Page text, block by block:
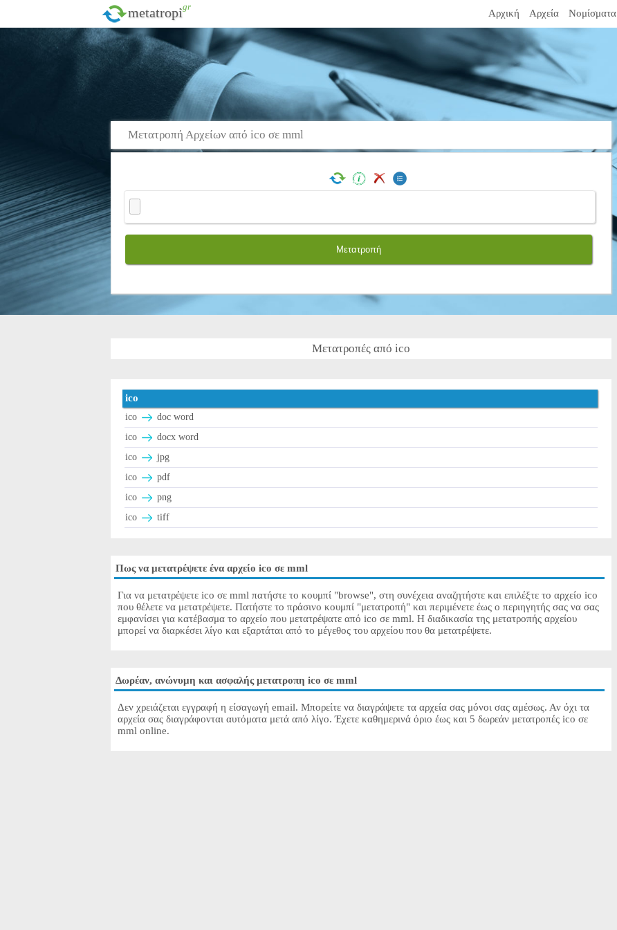
metatropi.gr
Αρχική Αρχεία Νομίσματα
Μετατροπή Αρχείων από ico σε mml
Μετατροπή
Μετατροπές από ico
ico
ico
doc word
ico
docx word
ico
jpg
ico
pdf
ico
png
ico
tiff
Πως να μετατρέψετε ένα αρχείο ico σε mml
Για να μετατρέψετε ico σε mml πατήστε το κουμπί "browse", στη συνέχεια αναζητήστε και επιλέξτε το αρχείο ico
που θέλετε να μετατρέψετε. Πατήστε το πράσινο κουμπί "μετατροπή" και περιμένετε έως ο περιηγητής σας να σας
εμφανίσει για κατέβασμα το αρχείο που μετατρέψατε από ico σε mml. Η διαδικασία της μετατροπής αρχείου
μπορεί να διαρκέσει λίγο και εξαρτάται από το μέγεθος του αρχείου που θα μετατρέψετε.
Δωρέαν, ανώνυμη και ασφαλής μετατροπη ico σε mml
Δεν χρειάζεται εγγραφή η είσαγωγή email. Μπορείτε να διαγράψετε τα αρχεία σας μόνοι σας αμέσως. Αν όχι τα
αρχεία σας διαγράφονται αυτόματα μετά από λίγο. Έχετε καθημερινά όριο έως και 5 δωρεάν μετατροπές ico σε
mml online.